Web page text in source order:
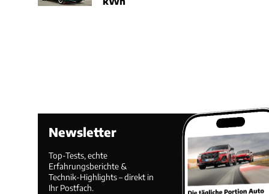
Newsletter
Top-Tests, echte
Erfahrungsberichte &
Technik-Highlights – direkt in
Ihr Postfach.